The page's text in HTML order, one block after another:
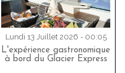
Lundi 13 Juillet 2026 - 00:05
L'expérience gastronomique
à bord du Glacier Express